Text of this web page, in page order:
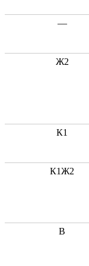
—
Ж2
К1
К1Ж2
В